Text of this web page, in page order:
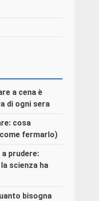
a cena è
di ogni sera
cosa
fermarlo)
prudere:
scienza ha
bisogna